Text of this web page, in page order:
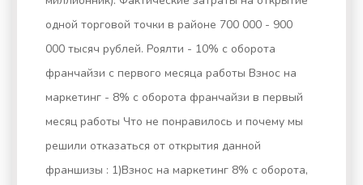
одной торговой точки в районе 700 000 - 900
000 тысяч рублей. Роялти - 10% с оборота
франчайзи с первого месяца работы Взнос на
маркетинг - 8% с оборота франчайзи в первый
месяц работы Что не понравилось и почему мы
решили отказаться от открытия данной
франшизы : 1)Взнос на маркетинг 8% с оборота,